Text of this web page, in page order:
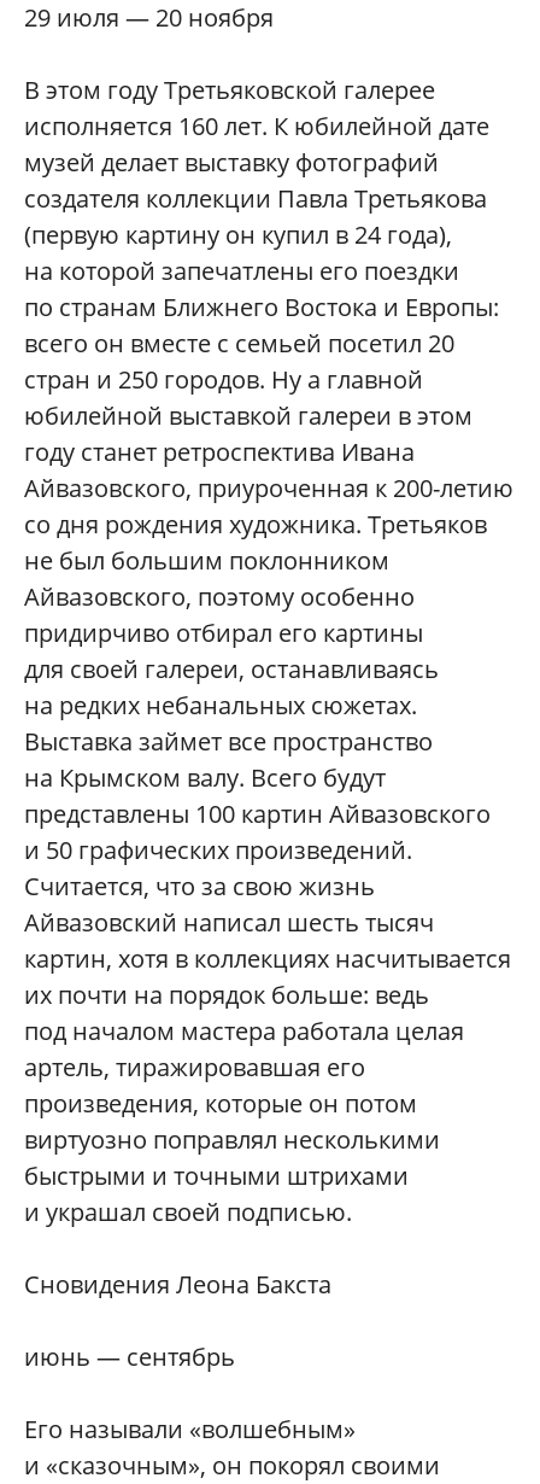
29 июля — 20 ноября
В этом году Третьяковской галерее
исполняется 160 лет. К юбилейной дате
музей делает выставку фотографий
создателя коллекции Павла Третьякова
(первую картину он купил в 24 года),
на которой запечатлены его поездки
по странам Ближнего Востока и Европы:
всего он вместе с семьей посетил 20
стран и 250 городов. Ну а главной
юбилейной выставкой галереи в этом
году станет ретроспектива Ивана
Айвазовского, приуроченная к 200-летию
со дня рождения художника. Третьяков
не был большим поклонником
Айвазовского, поэтому особенно
придирчиво отбирал его картины
для своей галереи, останавливаясь
на редких небанальных сюжетах.
Выставка займет все пространство
на Крымском валу. Всего будут
представлены 100 картин Айвазовского
и 50 графических произведений.
Считается, что за свою жизнь
Айвазовский написал шесть тысяч
картин, хотя в коллекциях насчитывается
их почти на порядок больше: ведь
под началом мастера работала целая
артель, тиражировавшая его
произведения, которые он потом
виртуозно поправлял несколькими
быстрыми и точными штрихами
и украшал своей подписью.
Сновидения Леона Бакста
июнь — сентябрь
Его называли «волшебным»
и «сказочным», он покорял своими